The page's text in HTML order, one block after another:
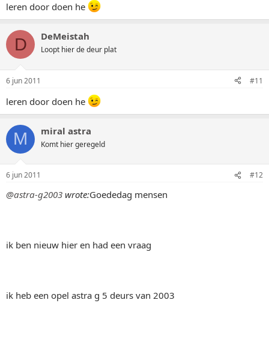
leren door doen he
D DeMeistah
Loopt hier de deur plat
6 jun 2011 #11
leren door doen he
M miral astra
Komt hier geregeld
6 jun 2011 #12
@astra-g2003 wrote:Goededag mensen
ik ben nieuw hier en had een vraag
ik heb een opel astra g 5 deurs van 2003